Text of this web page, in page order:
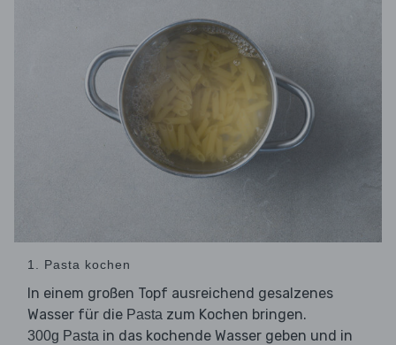
1. Pasta kochen
In einem großen Topf ausreichend gesalzenes
Wasser für die Pasta zum Kochen bringen.
300g Pasta in das kochende Wasser geben und in